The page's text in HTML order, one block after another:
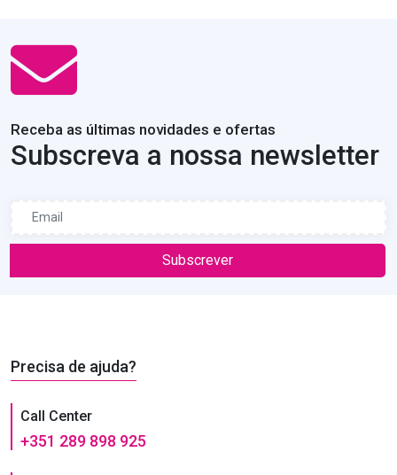
Receba as últimas novidades e ofertas
Subscreva a nossa newsletter
Subscrever
Precisa de ajuda?
Call Center
+351 289 898 925